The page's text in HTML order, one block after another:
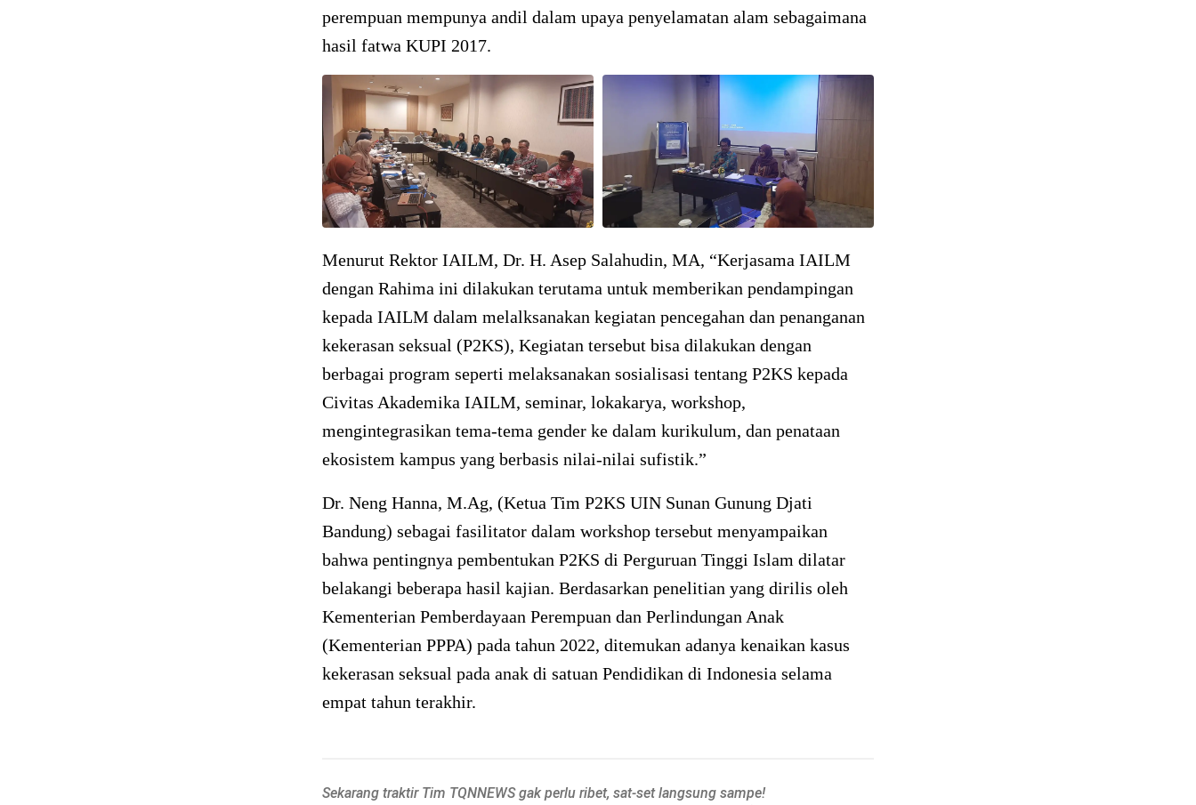
perempuan mempunya andil dalam upaya penyelamatan alam sebagaimana
hasil fatwa KUPI 2017.
Menurut Rektor IAILM, Dr. H. Asep Salahudin, MA, “Kerjasama IAILM
dengan Rahima ini dilakukan terutama untuk memberikan pendampingan
kepada IAILM dalam melalksanakan kegiatan pencegahan dan penanganan
kekerasan seksual (P2KS), Kegiatan tersebut bisa dilakukan dengan
berbagai program seperti melaksanakan sosialisasi tentang P2KS kepada
Civitas Akademika IAILM, seminar, lokakarya, workshop,
mengintegrasikan tema-tema gender ke dalam kurikulum, dan penataan
ekosistem kampus yang berbasis nilai-nilai sufistik.”
Dr. Neng Hanna, M.Ag, (Ketua Tim P2KS UIN Sunan Gunung Djati
Bandung) sebagai fasilitator dalam workshop tersebut menyampaikan
bahwa pentingnya pembentukan P2KS di Perguruan Tinggi Islam dilatar
belakangi beberapa hasil kajian. Berdasarkan penelitian yang dirilis oleh
Kementerian Pemberdayaan Perempuan dan Perlindungan Anak
(Kementerian PPPA) pada tahun 2022, ditemukan adanya kenaikan kasus
kekerasan seksual pada anak di satuan Pendidikan di Indonesia selama
empat tahun terakhir.
Sekarang traktir Tim TQNNEWS gak perlu ribet, sat-set langsung sampe!